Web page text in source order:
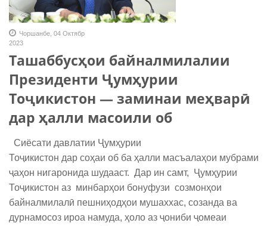
Чоршанбе, 04 Октябр
2023
Ташаббусҳои байналмилалии
Президенти Ҷумҳурии
Тоҷикистон — заминаи меҳварӣ
дар ҳалли масоили об
Сиёсати давлатии Ҷумҳурии
Тоҷикистон дар соҳаи об ба ҳалли масъалаҳои мубрами
ҷаҳон нигаронида шудааст. Дар ин самт, Ҷумҳурии
Тоҷикистон аз минбарҳои бонуфузи созмонҳои
байналмилалӣ пешниҳодҳои мушаххас, созанда ва
дурнамосоз ироа намуда, ҳоло аз ҷониби ҷомеаи